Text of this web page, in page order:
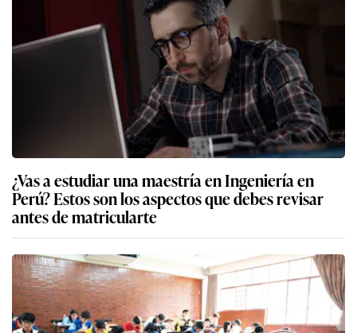
¿Vas a estudiar una maestría en Ingeniería en
Perú? Estos son los aspectos que debes revisar
antes de matricularte